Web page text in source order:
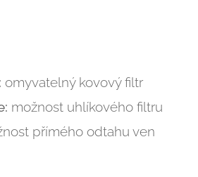
omyvatelný kovový filtr
možnost uhlíkového filtru
přímého odtahu ven